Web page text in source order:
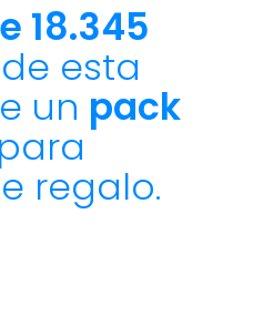
18.345
esta
un pack
para
regalo.